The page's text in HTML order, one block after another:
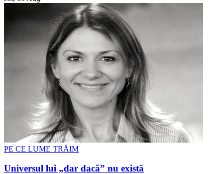
PE CE LUME TRĂIM
Universul lui „dar dacă” nu există